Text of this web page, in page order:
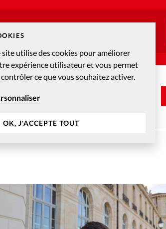
site utilise des cookies pour améliorer
expérience utilisateur et vous permet
ce que vous souhaitez activer.
OK, J'ACCEPTE TOUT
web réservés aux abonnés pendant 14